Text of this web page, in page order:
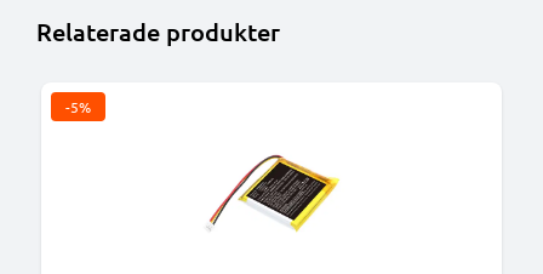
Relaterade produkter
-5%